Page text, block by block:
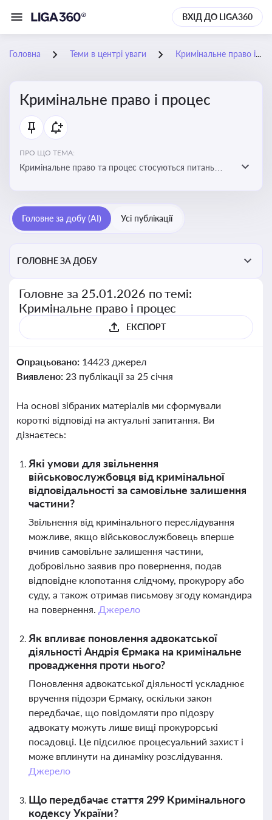
ВХІД ДО LIGA360
Головна Теми в центрі уваги Кримінальне право і процес
Кримінальне право і процес
ПРО ЩО ТЕМА:
Кримінальне право та процес стосуються питань
Головне за добу (AI) Усі публікації
ГОЛОВНЕ ЗА ДОБУ
Головне за 25.01.2026 по темі:
Кримінальне право і процес
ЕКСПОРТ
Опрацьовано: 14423 джерел
Виявлено: 23 публікації за 25 січня
На основі зібраних матеріалів ми сформували
короткі відповіді на актуальні запитання. Ви
дізнаєтесь:
Які умови для звільнення
військовослужбовця від кримінальної
відповідальності за самовільне залишення
частини?
Звільнення від кримінального переслідування
можливе, якщо військовослужбовець вперше
вчинив самовільне залишення частини,
добровільно заявив про повернення, подав
відповідне клопотання слідчому, прокурору або
суду, а також отримав письмову згоду командира
на повернення. Джерело
Як впливає поновлення адвокатської
діяльності Андрія Єрмака на кримінальне
провадження проти нього?
Поновлення адвокатської діяльності ускладнює
вручення підозри Єрмаку, оскільки закон
передбачає, що повідомляти про підозру
адвокату можуть лише вищі прокурорські
посадовці. Це підсилює процесуальний захист і
може вплинути на динаміку розслідування.
Джерело
Що передбачає стаття 299 Кримінального
кодексу України?